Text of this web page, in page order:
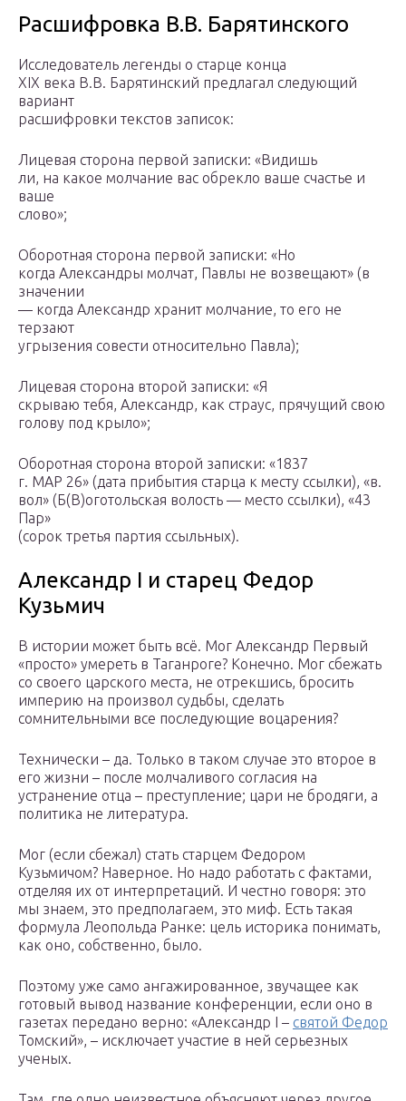
Расшифровка В.В. Барятинского
Исследователь легенды о старце конца
XIX века В.В. Барятинский предлагал следующий
вариант
расшифровки текстов записок:
Лицевая сторона первой записки: «Видишь
ли, на какое молчание вас обрекло ваше счастье и
ваше
слово»;
Оборотная сторона первой записки: «Но
когда Александры молчат, Павлы не возвещают» (в
значении
— когда Александр хранит молчание, то его не
терзают
угрызения совести относительно Павла);
Лицевая сторона второй записки: «Я
скрываю тебя, Александр, как страус, прячущий свою
голову под крыло»;
Оборотная сторона второй записки: «1837
г. МАР 26» (дата прибытия старца к месту ссылки), «в.
вол» (Б(В)оготольская волость — место ссылки), «43
Пар»
(сорок третья партия ссыльных).
Александр I и старец Федор
Кузьмич
В истории может быть всё. Мог Александр Первый
«просто» умереть в Таганроге? Конечно. Мог сбежать
со своего царского места, не отрекшись, бросить
империю на произвол судьбы, сделать
сомнительными все последующие воцарения?
Технически – да. Только в таком случае это второе в
его жизни – после молчаливого согласия на
устранение отца – преступление; цари не бродяги, а
политика не литература.
Мог (если сбежал) стать старцем Федором
Кузьмичом? Наверное. Но надо работать с фактами,
отделяя их от интерпретаций. И честно говоря: это
мы знаем, это предполагаем, это миф. Есть такая
формула Леопольда Ранке: цель историка понимать,
как оно, собственно, было.
Поэтому уже само ангажированное, звучащее как
готовый вывод название конференции, если оно в
газетах передано верно: «Александр I – святой Федор
Томский», – исключает участие в ней серьезных
ученых.